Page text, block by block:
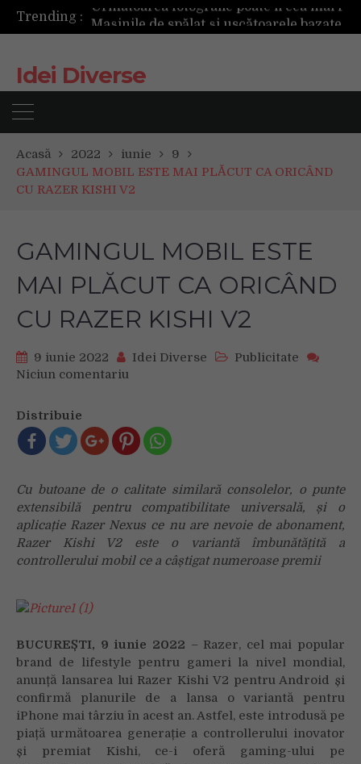
Trending :
De ce reapar mirosurile din canapea după curățare? Ce se întâmplă, de fapt, în tapițerie
Idei Diverse
Acasă 2022 iunie
9
GAMINGUL MOBIL ESTE MAI PLĂCUT CA ORICÂND
CU RAZER KISHI V2
GAMINGUL MOBIL ESTE
MAI PLĂCUT CA ORICÂND
CU RAZER KISHI V2
9 iunie 2022 Idei Diverse
Publicitate
Niciun comentariu
ESTE
MAI
PLĂCUT
ORICÂND
CU
RAZER
KISHI
V2
Distribuie
Cu butoane de o calitate similară consolelor, o punte
extensibilă pentru compatibilitate universală, și o
aplicație Razer Nexus ce nu are nevoie de abonament,
Razer Kishi V2 este o variantă îmbunătățită a
controllerului mobil ce a câștigat numeroase premii
BUCUREȘTI, 9 iunie 2022 – Razer, cel mai popular
brand de lifestyle pentru gameri la nivel mondial,
anunță lansarea lui Razer Kishi V2 pentru Android și
confirmă planurile de a lansa o variantă pentru
iPhone mai târziu în acest an. Astfel, este introdusă pe
piață următoarea generație a controllerului inovator
și premiat Kishi, ce-i oferă gaming-ului pe